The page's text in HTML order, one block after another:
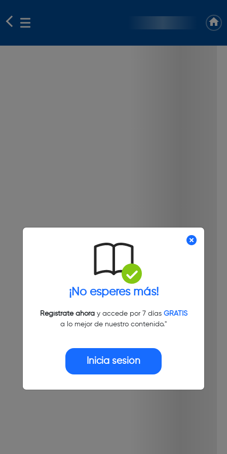
¡No esperes más!
Regístrate ahoray accede por 7 días GRATIS
a lo mejor de nuestro contenido."
Inicia sesión